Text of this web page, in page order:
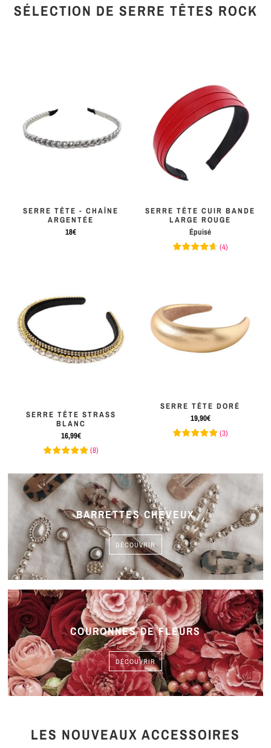
SÉLECTION DE SERRE TÊTES ROCK
SERRE TÊTE - CHAÎNE
ARGENTÉE
18€
SERRE TÊTE CUIR BANDE
LARGE ROUGE
Épuisé
(4)
SERRE TÊTE STRASS
BLANC
16,99€
(8)
SERRE TÊTE DORÉ
19,90€
(3)
BARRETTES CHEVEUX
DÉCOUVRIR
COURONNES DE FLEURS
DÉCOUVRIR
LES NOUVEAUX ACCESSOIRES